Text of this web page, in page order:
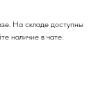
На складе доступны
наличие в чате.